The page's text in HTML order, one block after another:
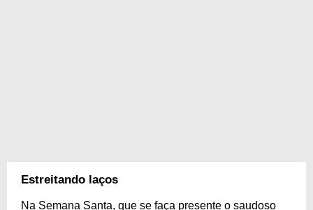
Estreitando laços
Na Semana Santa, que se faça presente o saudoso